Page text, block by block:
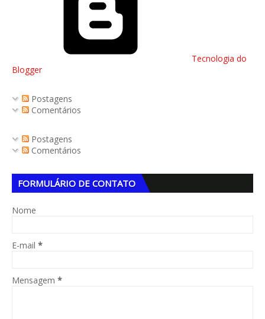
Tecnologia do
Blogger
Postagens
Comentários
Postagens
Comentários
FORMULÁRIO DE CONTATO
Nome
E-mail *
Mensagem *